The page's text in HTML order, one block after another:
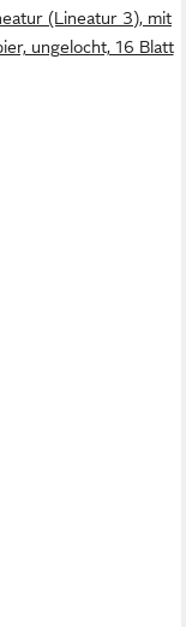
(Lineatur 3), mit
ungelocht, 16 Blatt